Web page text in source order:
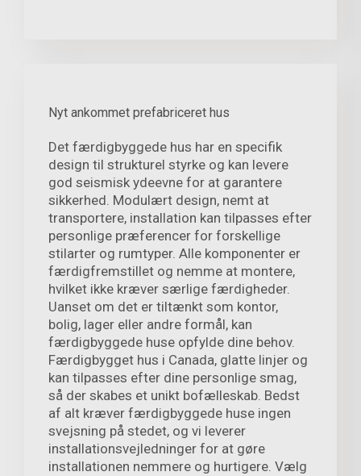
Nyt ankommet prefabriceret hus
Det færdigbyggede hus har en specifik
design til strukturel styrke og kan levere
god seismisk ydeevne for at garantere
sikkerhed. Modulært design, nemt at
transportere, installation kan tilpasses efter
personlige præferencer for forskellige
stilarter og rumtyper. Alle komponenter er
færdigfremstillet og nemme at montere,
hvilket ikke kræver særlige færdigheder.
Uanset om det er tiltænkt som kontor,
bolig, lager eller andre formål, kan
færdigbyggede huse opfylde dine behov.
Færdigbygget hus i Canada, glatte linjer og
kan tilpasses efter dine personlige smag,
så der skabes et unikt bofælleskab. Bedst
af alt kræver færdigbyggede huse ingen
svejsning på stedet, og vi leverer
installationsvejledninger for at gøre
installationen nemmere og hurtigere. Vælg